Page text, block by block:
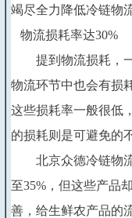
竭尽全力降低冷链物
物流损耗率达30%
提到物流损耗，一
物流环节中也会有损
这些损耗率一般很低
的损耗则是可避免的
北京众德冷链物流
至35% ，但这些产品
善，给生鲜农产品的